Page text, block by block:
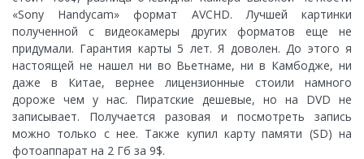
«Sony Handycam» формат AVCHD. Лучшей картинки
полученной с видеокамеры других форматов еще не
придумали. Гарантия карты 5 лет. Я доволен. До этого я
настоящей не нашел ни во Вьетнаме, ни в Камбодже, ни
даже в Китае, вернее лицензионные стоили намного
дороже чем у нас. Пиратские дешевые, но на DVD не
записывает. Получается разовая и посмотреть запись
можно только с нее. Также купил карту памяти (SD) на
фотоаппарат на 2 Гб за 9$.